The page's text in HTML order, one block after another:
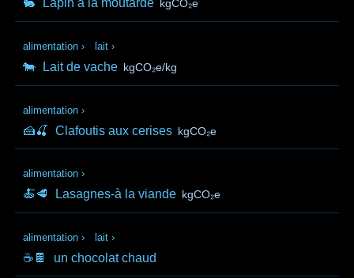
🐇 Lapin à la moutarde kgCO₂e
alimentation › lait ›
🐄 Lait de vache kgCO₂e/kg
alimentation ›
🍰🍒 Clafoutis aux cerises kgCO₂e
alimentation ›
🍝🥩 Lasagnes-à la viande kgCO₂e
alimentation › lait ›
☕🍫 un chocolat chaud